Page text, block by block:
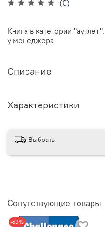
(0)
Книга в категории
у менеджера
Описание
Характеристики
Выбрать
Сопутствующие товары
-59%